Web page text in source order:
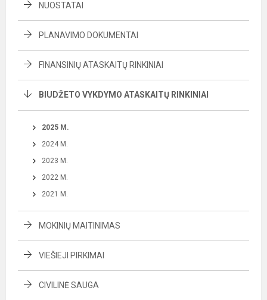
NUOSTATAI
PLANAVIMO DOKUMENTAI
FINANSINIŲ ATASKAITŲ RINKINIAI
BIUDŽETO VYKDYMO ATASKAITŲ RINKINIAI
2025 M.
2024 M.
2023 M.
2022 M.
2021 M.
MOKINIŲ MAITINIMAS
VIEŠIEJI PIRKIMAI
CIVILINĖ SAUGA